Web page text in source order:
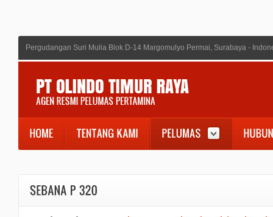
Pergudangan Suri Mulia Blok D-14 Margomulyo Permai, Surabaya -